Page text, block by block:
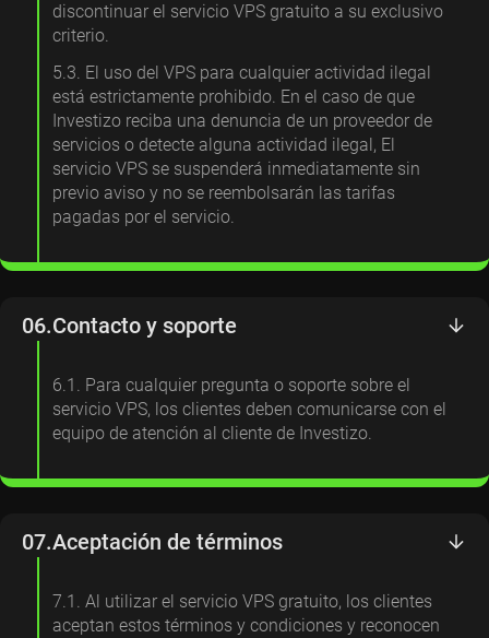
discontinuar el servicio VPS gratuito a su exclusivo
criterio.
5.3. El uso del VPS para cualquier actividad ilegal
está estrictamente prohibido. En el caso de que
Investizo reciba una denuncia de un proveedor de
servicios o detecte alguna actividad ilegal, El
servicio VPS se suspenderá inmediatamente sin
previo aviso y no se reembolsarán las tarifas
pagadas por el servicio.
06.Contacto y soporte
6.1. Para cualquier pregunta o soporte sobre el
servicio VPS, los clientes deben comunicarse con el
equipo de atención al cliente de Investizo.
07.Aceptación de términos
7.1. Al utilizar el servicio VPS gratuito, los clientes
aceptan estos términos y condiciones y reconocen